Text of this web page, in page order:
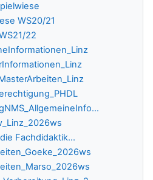
WS20/21
22
Fachdidaktik...